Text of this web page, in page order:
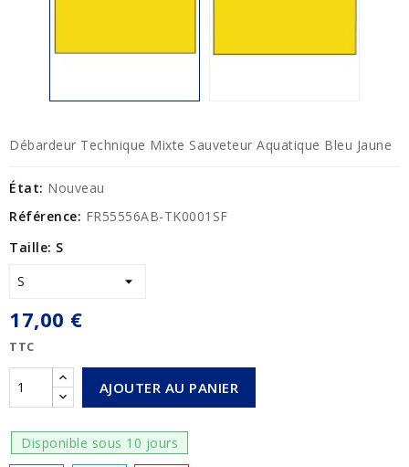
Débardeur Technique Mixte Sauveteur Aquatique Bleu Jaune
État: Nouveau
Référence: FR55556AB-TK0001SF
Taille: S
17,00 €
TTC
AJOUTER AU PANIER
Disponible sous 10 jours